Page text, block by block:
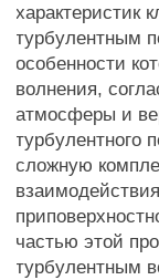
характеристик
турбулентным
особенности
волнения,
атмосферы и
турбулентного
сложную
частью этой
турбулентным